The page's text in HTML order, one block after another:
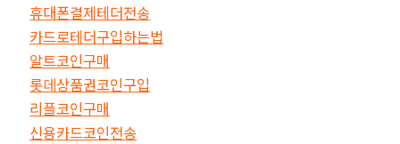
휴대폰결제테더전송
카드로테더구입하는법
알트코인구매
롯데상품권코인구입
리플코인구매
신용카드코인전송